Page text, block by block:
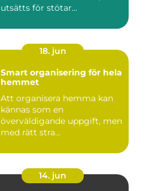
utsätts för stötar...
18. jun
Smart organisering för hela
hemmet
Att organisera hemma kan
kännas som en
överväldigande uppgift, men
med rätt stra...
14. jun